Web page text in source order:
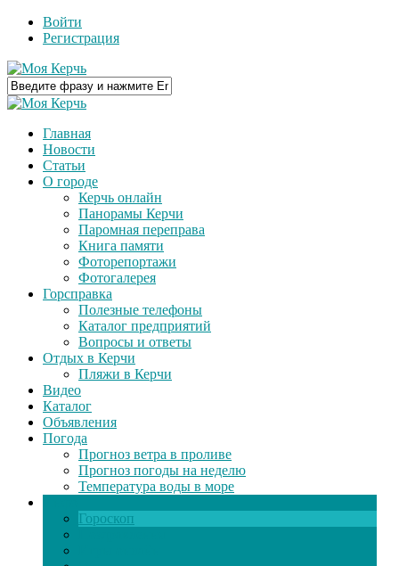
Войти
Регистрация
Главная
Новости
Статьи
О городе
Керчь онлайн
Панорамы Керчи
Паромная переправа
Книга памяти
Фоторепортажи
Фотогалерея
Горсправка
Полезные телефоны
Каталог предприятий
Вопросы и ответы
Отдых в Керчи
Пляжи в Керчи
Видео
Каталог
Объявления
Погода
Прогноз ветра в проливе
Прогноз погоды на неделю
Температура воды в море
Гороскоп